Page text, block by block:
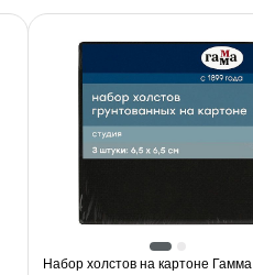
Набор холстов на картоне Гамма